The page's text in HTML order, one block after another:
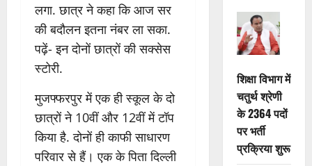
लगा. छात्र ने कहा कि आज सर
की बदौलन इतना नंबर ला सका.
पढ़ें- इन दोनों छात्रों की सक्सेस
स्टोरी.
मुजफ्फरपुर में एक ही स्कूल के दो
छात्रों ने 10वीं और 12वीं में टॉप
किया है. दोनों ही काफी साधारण
परिवार से हैं। एक के पिता दिल्ली
शिक्षा विभाग में
चतुर्थ श्रेणी
के 2364 पदों
पर भर्ती
प्रक्रिया शुरू